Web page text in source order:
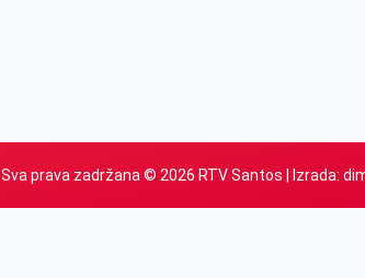
Sva prava zadržana © 2026 RTV Santos | Izrada: